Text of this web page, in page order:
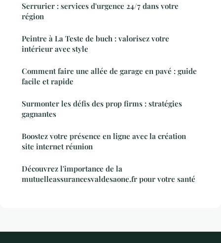
Serrurier : services d'urgence 24/7 dans votre
région
Peintre à La Teste de buch : valorisez votre
intérieur avec style
Comment faire une allée de garage en pavé : guide
facile et rapide
Surmonter les défis des prop firms : stratégies
gagnantes
Boostez votre présence en ligne avec la création
site internet réunion
Découvrez l'importance de la
mutuelleassurancesvaldesaone.fr pour votre santé